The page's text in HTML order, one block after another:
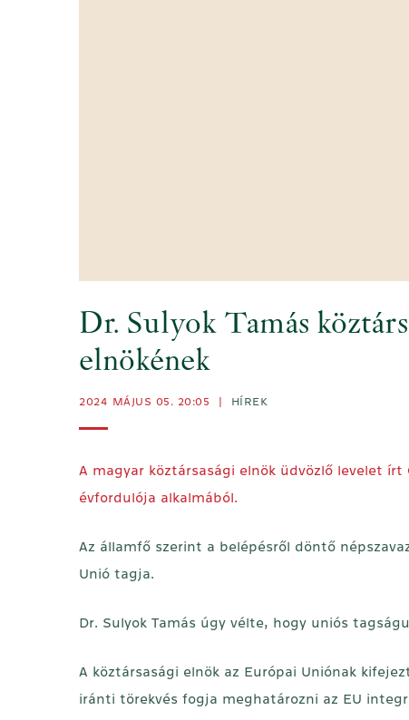
Dr. Sulyok Tamás
elnökének
2024 MÁJUS 05. 20:05 HÍREK
A magyar köztársasági elnök üdvözlő levelet írt
évfordulója alkalmából.
Az államfő szerint a belépésről döntő
Unió tagja.
Dr. Sulyok Tamás úgy vélte, hogy uniós
A köztársasági elnök az Európai Uniónak
iránti törekvés fogja meghatározni az EU